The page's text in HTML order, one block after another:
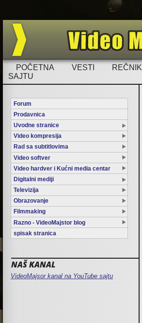
POČETNA VESTI REČNIK
SAJTU
Forum
Prodavnica
Uvodne stranice
Video kompresija
Rad sa subtitlovima
Video softver
Video hardver i Kućni media centar
Digitalni mediji
Televizija
Obrazovanje
Filmmaking
Razno - VideoMajstor blog
spisak stranica
NAŠ KANAL
VideoMajsor kanal na YouTube sajtu